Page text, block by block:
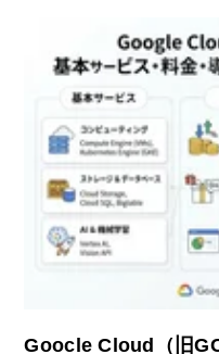
Goocle Cloud（旧